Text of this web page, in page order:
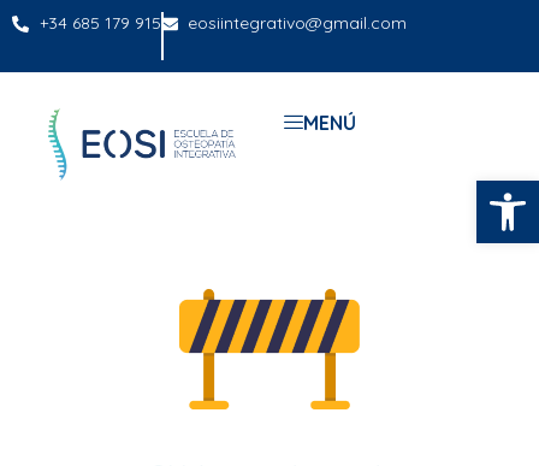
+34 685 179 915 eosiintegrativo@gmail.com
MENÚ